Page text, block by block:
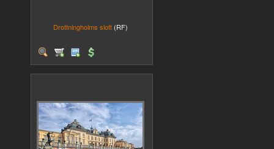
Drottningholms slott (RF)